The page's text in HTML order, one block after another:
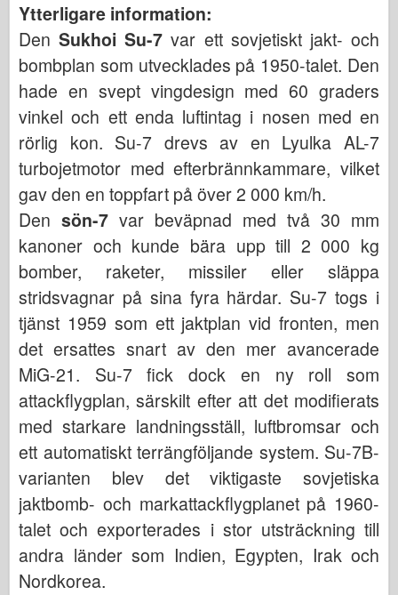
Ytterligare information:
DenSukhoi Su-7 var ett sovjetiskt jakt- och
bombplan som utvecklades på 1950-talet. Den
hade en svept vingdesign med 60 graders
vinkel och ett enda luftintag i nosen med en
rörlig kon. Su-7 drevs av en Lyulka AL-7
turbojetmotor med efterbrännkammare, vilket
gav den en toppfart på över 2 000 km/h.
Den sön-7 var beväpnad med två 30 mm
kanoner och kunde bära upp till 2 000 kg
bomber, raketer, missiler eller släppa
stridsvagnar på sina fyra härdar. Su-7 togs i
tjänst 1959 som ett jaktplan vid fronten, men
det ersattes snart av den mer avancerade
MiG-21. Su-7 fick dock en ny roll som
attackflygplan, särskilt efter att det modifierats
med starkare landningsställ, luftbromsar och
ett automatiskt terrängföljande system. Su-7B-
varianten blev det viktigaste sovjetiska
jaktbomb- och markattackflygplanet på 1960-
talet och exporterades i stor utsträckning till
andra länder som Indien, Egypten, Irak och
Nordkorea.